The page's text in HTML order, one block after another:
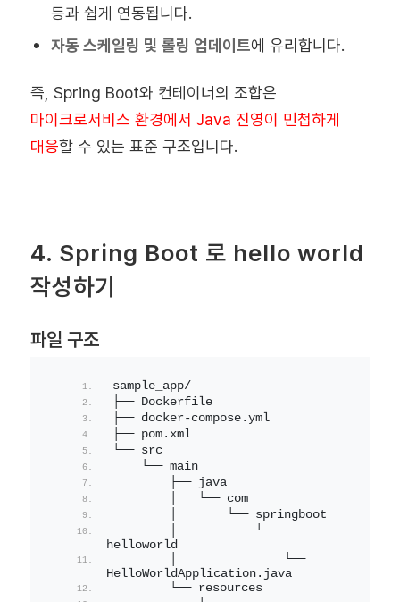
등과 쉽게 연동됩니다.
자동 스케일링 및 롤링 업데이트에 유리합니다.
즉, Spring Boot와 컨테이너의 조합은
마이크로서비스 환경에서 Java 진영이 민첩하게
대응할 수 있는 표준 구조입니다.
4. Spring Boot 로 hello world
작성하기
파일 구조
sample_app/
├── Dockerfile
├── docker-compose.yml
├── pom.xml
└── src
    └── main
        ├── java
        │   └── com
        │       └── springboot
        │           └──
helloworld
        │               └──
HelloWorldApplication.java
        └── resources